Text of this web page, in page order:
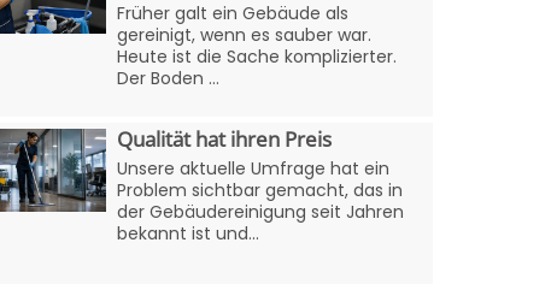
Früher galt ein Gebäude als
gereinigt, wenn es sauber war.
Heute ist die Sache komplizierter.
Der Boden ...
Qualität hat ihren Preis
Unsere aktuelle Umfrage hat ein
Problem sichtbar gemacht, das in
der Gebäudereinigung seit Jahren
bekannt ist und...